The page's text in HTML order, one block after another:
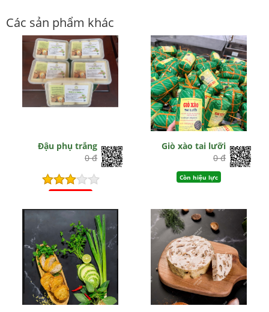
Các sản phẩm khác
Đậu phụ trắng
0 đ
Giò xào tai lưỡi
0 đ
Còn hiệu lực